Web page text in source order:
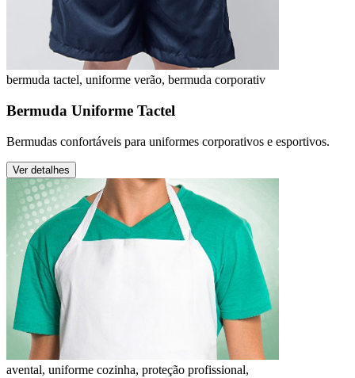
bermuda tactel, uniforme verão, bermuda corporativ
Bermuda Uniforme Tactel
Bermudas confortáveis para uniformes corporativos e esportivos.
Ver detalhes
avental, uniforme cozinha, proteção profissional,